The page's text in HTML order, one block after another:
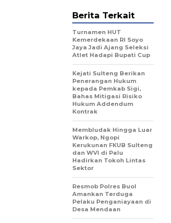
Berita Terkait
Turnamen HUT
Kemerdekaan RI Soyo
Jaya Jadi Ajang Seleksi
Atlet Hadapi Bupati Cup
Kejati Sulteng Berikan
Penerangan Hukum
kepada Pemkab Sigi,
Bahas Mitigasi Risiko
Hukum Addendum
Kontrak
Membludak Hingga Luar
Warkop, Ngopi
Kerukunan FKUB Sulteng
dan WVI di Palu
Hadirkan Tokoh Lintas
Sektor
Resmob Polres Buol
Amankan Terduga
Pelaku Penganiayaan di
Desa Mendaan